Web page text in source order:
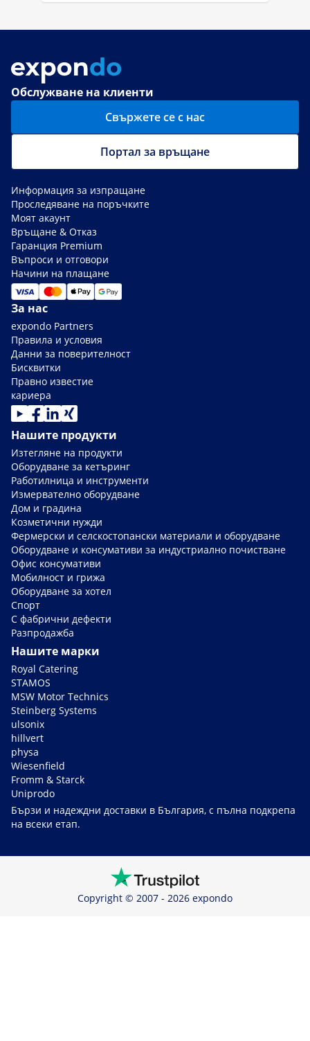
Обслужване на клиенти
Свържете се с нас
Портал за връщане
Информация за изпращане
Проследяване на поръчките
Моят акаунт
Връщане & Отказ
Гаранция Premium
Въпроси и отговори
Начини на плащане
За нас
expondo Partners
Правила и условия
Данни за поверителност
Бисквитки
Правно известие
кариера
Нашите продукти
Изтегляне на продукти
Оборудване за кетъринг
Работилница и инструменти
Измервателно оборудване
Дом и градина
Козметични нужди
Фермерски и селскостопански материали и оборудване
Оборудване и консумативи за индустриално почистване
Офис консумативи
Мобилност и грижа
Оборудване за хотел
Спорт
С фабрични дефекти
Разпродажба
Нашите марки
Royal Catering
STAMOS
MSW Motor Technics
Steinberg Systems
ulsonix
hillvert
physa
Wiesenfield
Fromm & Starck
Uniprodo
Бързи и надеждни доставки в България, с пълна подкрепа
на всеки етап.
Copyright © 2007 - 2026 expondo